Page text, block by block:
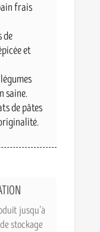
frais
de
et
saine.
de pâtes
jusqu’à
stockage